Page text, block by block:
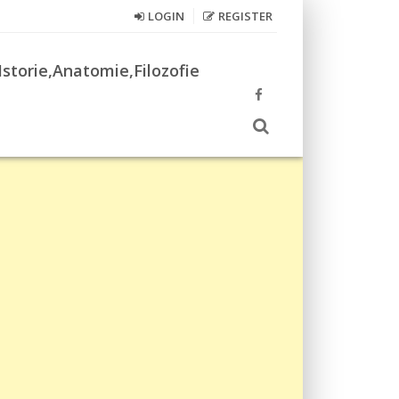
LOGIN REGISTER